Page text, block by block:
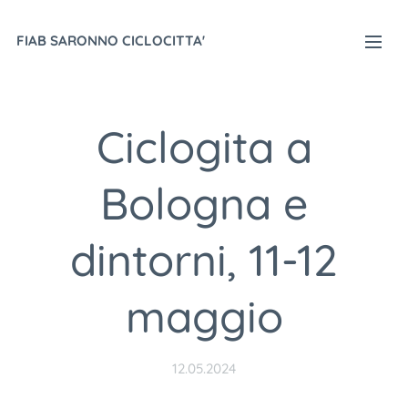
FIAB SARONNO CICLOCITTA'
Ciclogita a
Bologna e
dintorni, 11-12
maggio
12.05.2024